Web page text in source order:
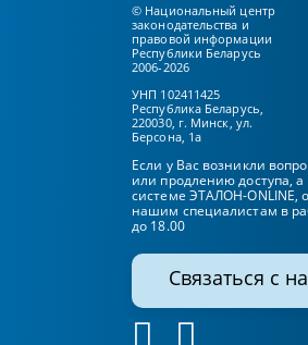
© Национальный центр
законодательства и
правовой информации
Республики Беларусь
2006-2026
УНП 102411425
Республика Беларусь,
220030, г. Минск, ул.
Берсона, 1а
Если у Вас возникли
или продлению доступа, а
системе ЭТАЛОН-ONLINE,
нашим специалистам в
до 18.00
Связаться с